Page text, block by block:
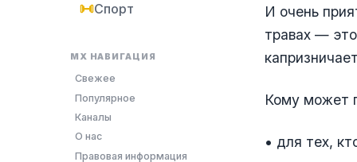
Спорт
MX НАВИГАЦИЯ
Свежее
Популярное
Каналы
О нас
Правовая информация
И очень
травах —
Кому может
• для тех,